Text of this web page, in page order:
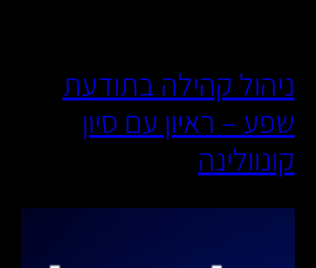
ניהול קהילה בתודעת
שפע – ראיון עם סיון
קונוולינה